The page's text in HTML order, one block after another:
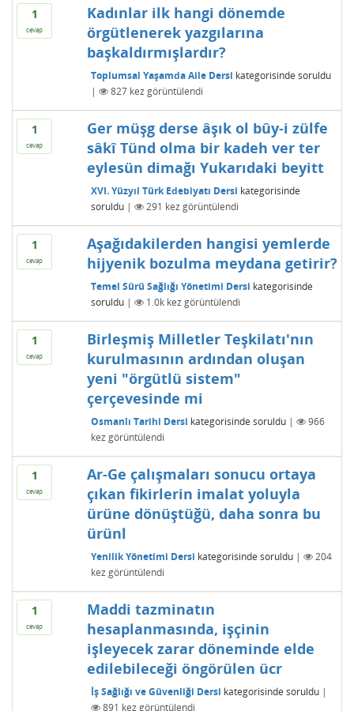
1
cevap
Kadınlar ilk hangi dönemde
örgütlenerek yazgılarına
başkaldırmışlardır?
Toplumsal Yaşamda Aile Dersi kategorisinde soruldu
|
827kez görüntülendi
1
cevap
Ger müşg derse âşık ol bûy-i zülfe
sâkî Tünd olma bir kadeh ver ter
eylesün dimağı Yukarıdaki beyitt
XVI. Yüzyıl Türk Edebiyatı Dersi kategorisinde
soruldu | 291 kez görüntülendi
1
cevap
Aşağıdakilerden hangisi yemlerde
hijyenik bozulma meydana getirir?
Temel Sürü Sağlığı Yönetimi Dersi kategorisinde
soruldu | 1.0kkez görüntülendi
1
cevap
Birleşmiş Milletler Teşkilatı'nın
kurulmasının ardından oluşan
yeni "örgütlü sistem"
çerçevesinde mi
Osmanlı Tarihi Dersi kategorisinde soruldu |
966
kez görüntülendi
1
cevap
Ar-Ge çalışmaları sonucu ortaya
çıkan fikirlerin imalat yoluyla
ürüne dönüştüğü, daha sonra bu
ürünl
Yenilik Yönetimi Dersi kategorisinde soruldu |
204
kez görüntülendi
1
cevap
Maddi tazminatın
hesaplanmasında, işçinin
işleyecek zarar döneminde elde
edilebileceği öngörülen ücr
İş Sağlığı ve Güvenliği Dersi kategorisinde soruldu |
891 kez görüntülendi